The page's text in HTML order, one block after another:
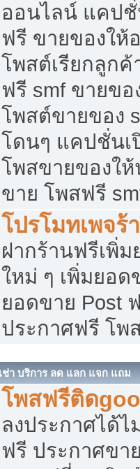
ออนไลน์ แคป
ฟรี ขายของให้
โพสต์เรียกลูกค้
ฟรี smf ขายขอ
โพสต์ขายของ
โดนๆ แคปชั่นเ
โพสขายของใ
ขาย โพสฟรี
โปรโมทเพจร้
ฝากร้านฟรีเพิ่
ใหม่ ๆ เพิ่มยอด
ยอดขาย Post
ประกาศฟรี โพ
ช่า บริการ ลด แลก แจก แถม
โพสฟรีติด
ลงประกาศได้
ฟรี ประกาศข